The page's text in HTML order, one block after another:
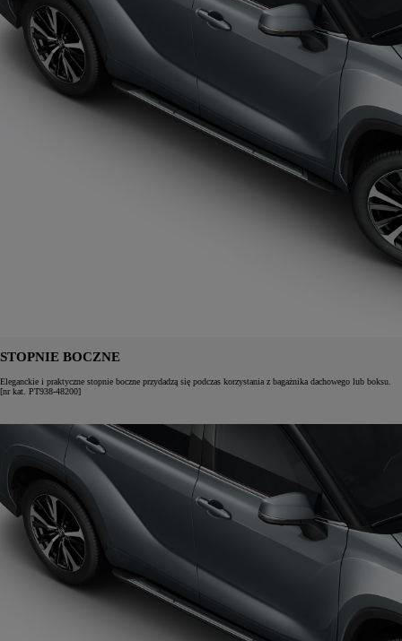
STOPNIE BOCZNE
Eleganckie i praktyczne stopnie boczne przydadzą się podczas korzystania z bagażnika dachowego lub boksu.
[nr kat. PT938-48200]